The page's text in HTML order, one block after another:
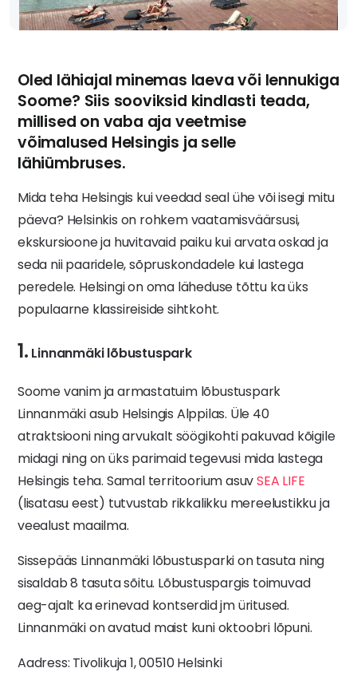
Oled lähiajal minemas laeva või lennukiga
Soome? Siis sooviksid kindlasti teada,
millised on vaba aja veetmise
võimalused Helsingis ja selle
lähiümbruses.
Mida teha Helsingis kui veedad seal ühe või isegi mitu
päeva? Helsinkis on rohkem vaatamisväärsusi,
ekskursioone ja huvitavaid paiku kui arvata oskad ja
seda nii paaridele, sõpruskondadele kui lastega
peredele. Helsingi on oma läheduse tõttu ka üks
populaarne klassireiside sihtkoht.
1. Linnanmäki lõbustuspark
Soome vanim ja armastatuim lõbustuspark
Linnanmäki asub Helsingis Alppilas. Üle 40
atraktsiooni ning arvukalt söögikohti pakuvad kõigile
midagi ning on üks parimaid tegevusi mida lastega
Helsingis teha. Samal territoorium asuvSEA LIFE
(lisatasu eest) tutvustab rikkalikku mereelustikku ja
veealust maailma.
Sissepääs Linnanmäki lõbustusparki on tasuta ning
sisaldab 8 tasuta sõitu. Lõbustuspargis toimuvad
aeg-ajalt ka erinevad kontserdid jm üritused.
Linnanmäki on avatud maist kuni oktoobri lõpuni.
Aadress: Tivolikuja 1, 00510 Helsinki